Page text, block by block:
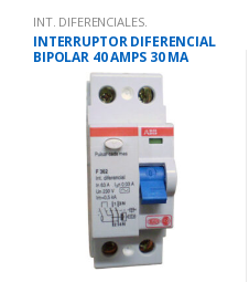
INT. DIFERENCIALES.
INTERRUPTOR DIFERENCIAL
BIPOLAR 40 AMPS 30 MA